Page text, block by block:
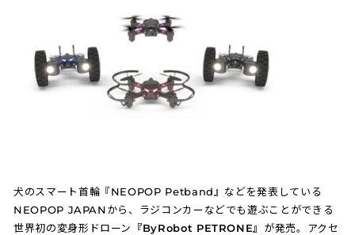
犬のスマート首輪『NEOPOP Petband』などを発表している
NEOPOP JAPANから、ラジコンカーなどでも遊ぶことができる
世界初の変身形ドローン
『ByRobot PETRONE』 が発売。アクセ